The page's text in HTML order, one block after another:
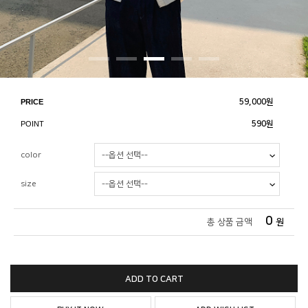
PRICE 59,000원
POINT 590원
color
size
총 상품 금액 0 원
ADD TO CART